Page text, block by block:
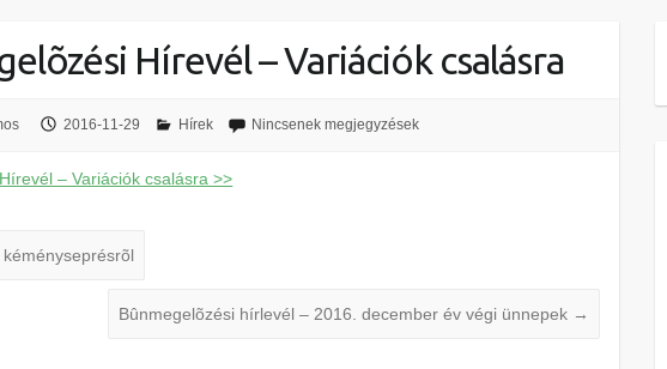
Hírevél – Variációk csalásra
2016-11-29 Hírek Nincsenek megjegyzések
– Variációk csalásra >>
Bûnmegelõzési hírlevél – 2016. december év végi ünnepek →